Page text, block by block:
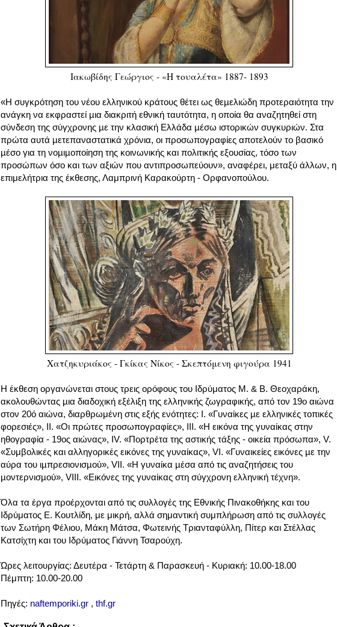
Ιακωβίδης Γεώργιος - «Η τουαλέτα» 1887- 1893
«Η συγκρότηση του νέου ελληνικού κράτους θέτει ως θεµελιώδη προτεραιότητα την
ανάγκη να εκφραστεί µια διακριτή εθνική ταυτότητα, η οποία θα αναζητηθεί στη
σύνδεση της σύγχρονης µε την κλασική Ελλάδα µέσω ιστορικών συγκυριών. Στα
πρώτα αυτά µετεπαναστατικά χρόνια, οι προσωπογραφίες αποτελούν το βασικό
µέσο για τη νοµιµοποίηση της κοινωνικής και πολιτικής εξουσίας, τόσο των
προσώπων όσο και των αξιών που αντιπροσωπεύουν», αναφέρει, μεταξύ άλλων, η
επιμελήτρια της έκθεσης, Λαμπρινή Καρακούρτη - Ορφανοπούλου.
Χατζηκυριάκος - Γκίκας Νίκος - Σκεπτόμενη φιγούρα 1941
Η έκθεση οργανώνεται στους τρεις ορόφους του Ιδρύματος Μ. & Β. Θεοχαράκη,
ακολουθώντας µια διαδοχική εξέλιξη της ελληνικής ζωγραφικής, από τον 19ο αιώνα
στον 20ό αιώνα, διαρθρωμένη στις εξής ενότητες: I. «Γυναίκες µε ελληνικές τοπικές
φορεσιές», ΙΙ. «Οι πρώτες προσωπογραφίες», ΙΙΙ. «Η εικόνα της γυναίκας στην
ηθογραφία - 19ος αιώνας», IV. «Πορτρέτα της αστικής τάξης - οικεία πρόσωπα», V.
«Συμβολικές και αλληγορικές εικόνες της γυναίκας», VI. «Γυναικείες εικόνες µε την
αύρα του ιµπρεσιονισµού», VII. «Η γυναίκα µέσα από τις αναζητήσεις του
µοντερνισµού», VIII. «Εικόνες της γυναίκας στη σύγχρονη ελληνική τέχνη».
Όλα τα έργα προέρχονται από τις συλλογές της Εθνικής Πινακοθήκης και του
Ιδρύματος Ε. Κουτλίδη, με μικρή, αλλά σημαντική συμπλήρωση από τις συλλογές
των Σωτήρη Φέλιου, Μάκη Μάτσα, Φωτεινής Τριανταφύλλη, Πίτερ και Στέλλας
Κατσίχτη και του Ιδρύματος Γιάννη Τσαρούχη.
Ώρες λειτουργίας: Δευτέρα - Τετάρτη & Παρασκευή - Κυριακή: 10.00-18.00
Πέμπτη: 10.00-20.00
Πηγές: naftemporiki.gr , thf.gr